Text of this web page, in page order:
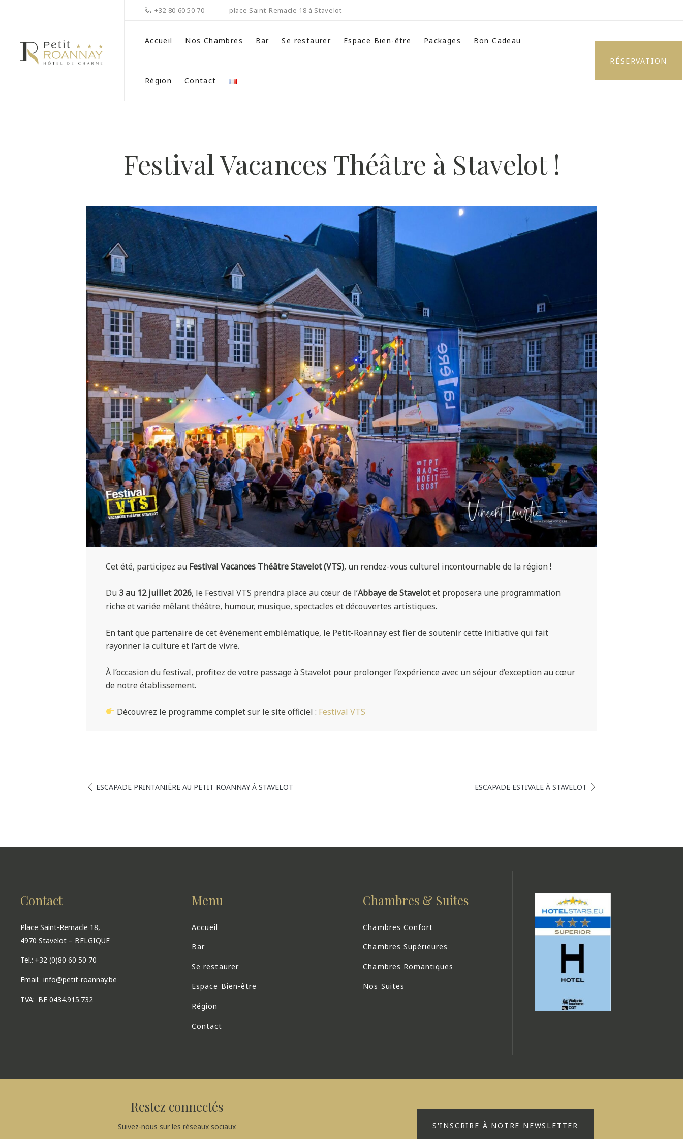
+32 80 60 50 70 place Saint-Remacle 18 à Stavelot
Accueil Nos Chambres Bar Se restaurer Espace Bien-être Packages Bon Cadeau
Région Contact
RÉSERVATION
Festival Vacances Théâtre à Stavelot !
Cet été, participez au Festival Vacances Théâtre Stavelot (VTS), un rendez-vous culturel incontournable de la région !
Du 3 au 12 juillet 2026, le Festival VTS prendra place au cœur de l’Abbaye de Stavelotet proposera une programmation
riche et variée mêlant théâtre, humour, musique, spectacles et découvertes artistiques.
En tant que partenaire de cet événement emblématique, le Petit-Roannay est fier de soutenir cette initiative qui fait
rayonner la culture et l’art de vivre.
À l’occasion du festival, profitez de votre passage à Stavelot pour prolonger l’expérience avec un séjour d’exception au cœur
de notre établissement.
Découvrez le programme complet sur le site officiel : Festival VTS
ESCAPADE PRINTANIÈRE AU PETIT ROANNAY À STAVELOT ESCAPADE ESTIVALE À STAVELOT
Contact
Place Saint-Remacle 18,
4970 Stavelot – BELGIQUE
Tel.: +32 (0)80 60 50 70
Email: info@petit-roannay.be
TVA: BE 0434.915.732
Menu
Accueil
Bar
Se restaurer
Espace Bien-être
Région
Contact
Chambres & Suites
Chambres Confort
Chambres Supérieures
Chambres Romantiques
Nos Suites
Restez connectés
Suivez-nous sur les réseaux sociaux S'INSCRIRE À NOTRE NEWSLETTER